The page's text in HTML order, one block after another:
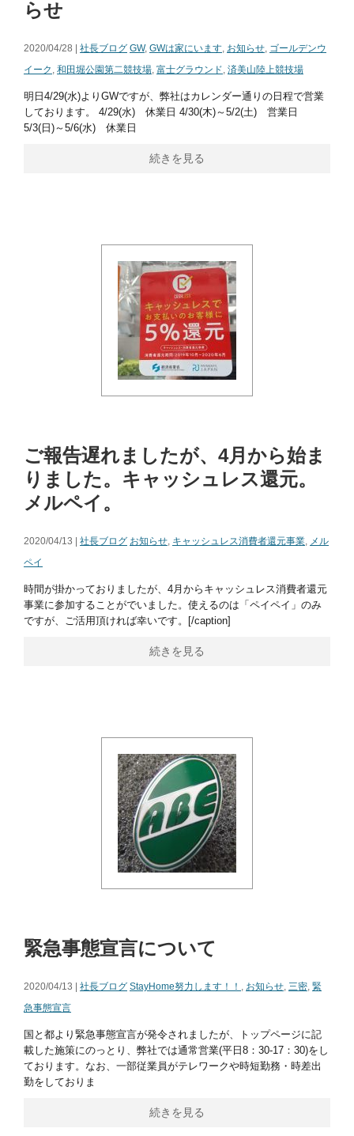
らせ
2020/04/28 | 社長ブログ GW, GWは家にいます, お知らせ, ゴールデンウ
イーク , 和田堀公園第二競技場, 富士グラウンド, 済美山陸上競技場
明日4/29(水)よりGWですが、弊社はカレンダー通りの日程で営業
しております。 4/29(水) 休業日 4/30(木)～5/2(土) 営業日
5/3(日)～5/6(水) 休業日
続きを見る
ご報告遅れましたが、4月から始ま
りました。キャッシュレス還元。
メルペイ。
2020/04/13 | 社長ブログ お知らせ, キャッシュレス消費者還元事業, メル
ペイ
時間が掛かっておりましたが、4月からキャッシュレス消費者還元
事業に参加することがでいました。使えるのは「ペイペイ」のみ
ですが、ご活用頂ければ幸いです。[/caption]
続きを見る
緊急事態宣言について
2020/04/13 | 社長ブログ StayHome努力します！！ , お知らせ, 三密, 緊
急事態宣言
国と都より緊急事態宣言が発令されましたが、トップページに記
載した施策にのっとり、弊社では通常営業(平日8：30-17：30)をし
ております。なお、一部従業員がテレワークや時短勤務・時差出
勤をしておりま
続きを見る